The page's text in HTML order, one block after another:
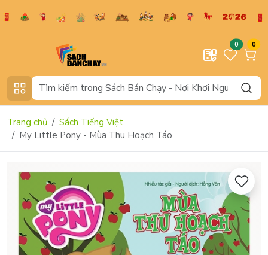
0 0
Trang chủ
Sách Tiếng Việt
My Little Pony - Mùa Thu Hoạch Táo